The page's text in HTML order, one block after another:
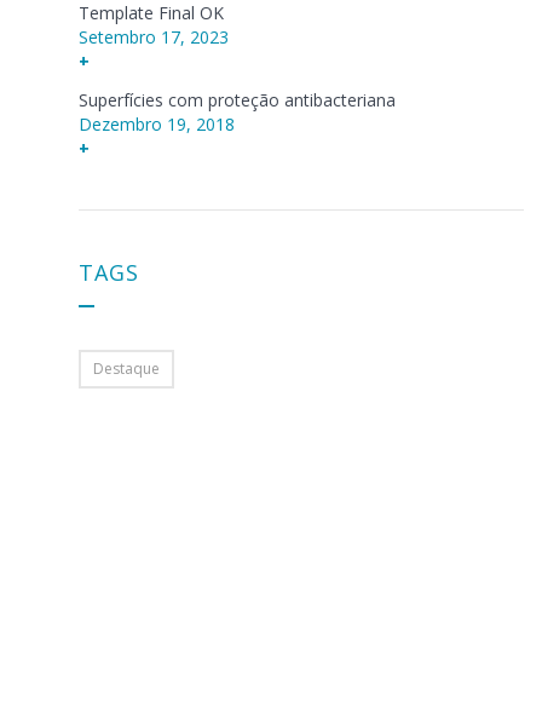
Template Final OK
Setembro 17, 2023
+
Superfícies com proteção antibacteriana
Dezembro 19, 2018
+
TAGS
Destaque